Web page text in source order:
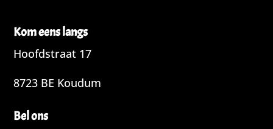
Kom eens langs
Hoofdstraat 17
8723 BE Koudum
Bel ons